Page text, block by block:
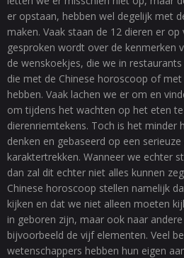
er opstaan, hebben wel degelijk met
maken. Vaak staan de 12 dieren er
gesproken wordt over de kenmerken
de wenskoekjes, die we in
die met de Chinese horoscoop of
hebben. Vaak lachen we er om en
om tijdens het wachten op het eten
dierenriemtekens. Toch is het minder
denken en gebaseerd op een
karaktertrekken. Wanneer we echter
dan zal dit echter niet alles kunnen
Chinese horoscoop stellen namelijk
kijken en dat we niet alleen moeten
in geboren zijn, maar ook naar
bijvoorbeeld de vijf elementen. Veel
wetenschappers hebben hun eigen